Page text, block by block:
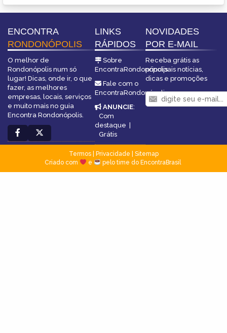
ENCONTRA
RONDONÓPOLIS
O melhor de
Rondonópolis num só
lugar! Dicas, onde ir, o que
fazer, as melhores
empresas, locais, serviços
e muito mais no guia
Encontra Rondonópolis.
LINKS
RÁPIDOS
Sobre
EncontraRondonópolis
Fale com o
EncontraRondonópolis
ANUNCIE:
Com
destaque |
Grátis
NOVIDADES
POR E-MAIL
Receba grátis as
principais notícias,
dicas e promoções
Termos| Privacidade
Sitemap
Criado com
e pelo time do EncontraBrasil